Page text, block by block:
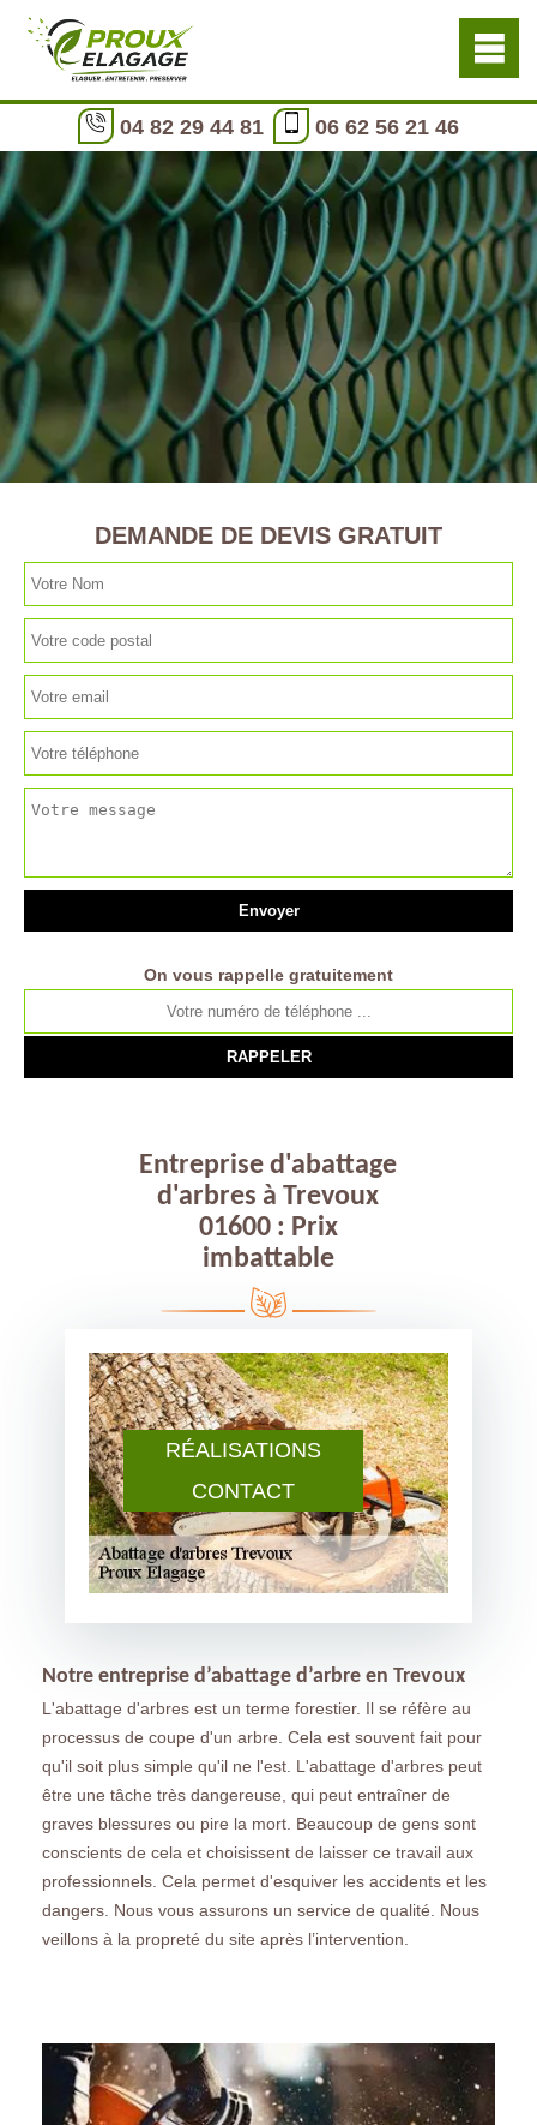
04 82 29 44 81 06 62 56 21 46
RÉALISATIONS
CONTACT
DEMANDE DE DEVIS GRATUIT
On vous rappelle gratuitement
Entreprise d'abattage
d'arbres à Trevoux
01600 : Prix
imbattable
Notre entreprise d’abattage d’arbre en Trevoux
L'abattage d'arbres est un terme forestier. Il se réfère au
processus de coupe d'un arbre. Cela est souvent fait pour
qu'il soit plus simple qu'il ne l'est. L'abattage d'arbres peut
être une tâche très dangereuse, qui peut entraîner de
graves blessures ou pire la mort. Beaucoup de gens sont
conscients de cela et choisissent de laisser ce travail aux
professionnels. Cela permet d'esquiver les accidents et les
dangers. Nous vous assurons un service de qualité. Nous
veillons à la propreté du site après l’intervention.